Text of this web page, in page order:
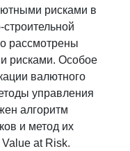
рисками в
рассмотрены
рисками. Особое
валютного
управления
алгоритм
и метод их
at Risk.